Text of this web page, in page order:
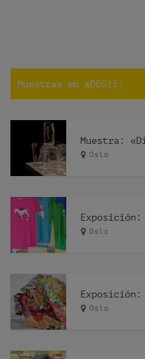
Muestras en æDEG15:
Muestra:
Oslo
Oslo
Exposición:
Oslo